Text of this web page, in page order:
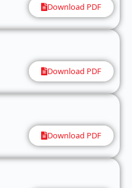
Download PDF
Download PDF
Download PDF